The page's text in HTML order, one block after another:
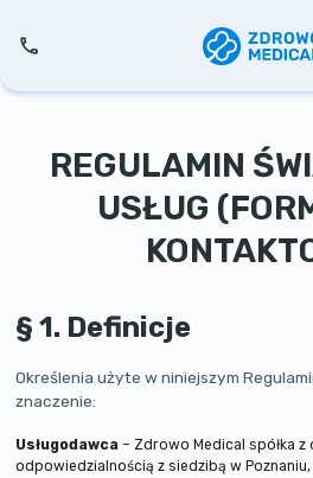
REGULAMIN
USŁUG
§ 1. Definicje
Określenia użyte w niniejszym
znaczenie:
Usługodawca – Zdrowo Medical spółka z
odpowiedzialnością z siedzibą w